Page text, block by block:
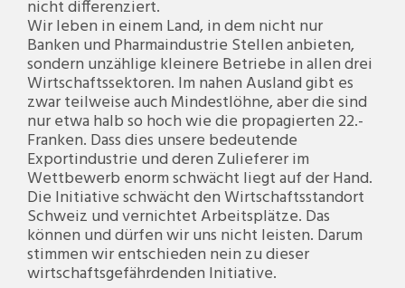
nicht differenziert.
Wir leben in einem Land, in dem nicht nur
Banken und Pharmaindustrie Stellen anbieten,
sondern unzählige kleinere Betriebe in allen drei
Wirtschaftssektoren. Im nahen Ausland gibt es
zwar teilweise auch Mindestlöhne, aber die sind
nur etwa halb so hoch wie die propagierten 22.-
Franken. Dass dies unsere bedeutende
Exportindustrie und deren Zulieferer im
Wettbewerb enorm schwächt liegt auf der Hand.
Die Initiative schwächt den Wirtschaftsstandort
Schweiz und vernichtet Arbeitsplätze. Das
können und dürfen wir uns nicht leisten. Darum
stimmen wir entschieden nein zu dieser
wirtschaftsgefährdenden Initiative.